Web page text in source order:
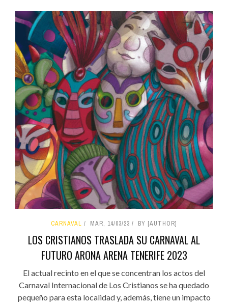
CARNAVAL MAR, 14/03/23 BY [AUTHOR]
LOS CRISTIANOS TRASLADA SU CARNAVAL AL
FUTURO ARONA ARENA TENERIFE 2023
El actual recinto en el que se concentran los actos del
Carnaval Internacional de Los Cristianos se ha quedado
pequeño para esta localidad y, además, tiene un impacto